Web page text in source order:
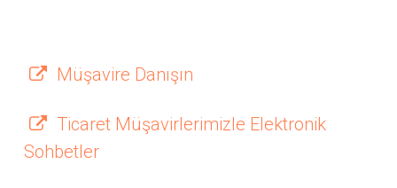
Müşavire Danışın
Ticaret Müşavirlerimizle Elektronik
Sohbetler